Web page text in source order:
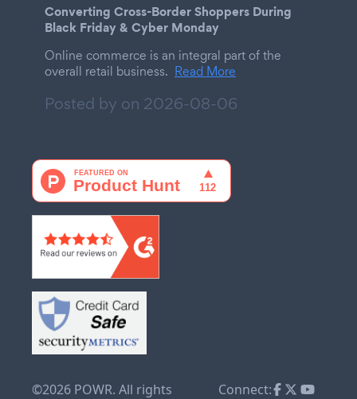
Converting Cross-Border Shoppers During
Black Friday & Cyber Monday
Online commerce is an integral part of the
overall retail business. Read More
Posted by on 2026-08-06
©2026 POWR. All rights Connect: